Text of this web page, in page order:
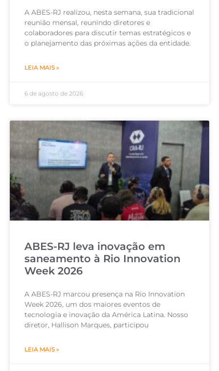
A ABES-RJ realizou, nesta semana, sua tradicional
reunião mensal, reunindo diretores e
colaboradores para discutir temas estratégicos e
o planejamento das próximas ações da entidade.
LEIA MAIS »
6 de agosto de 2026
ABES-RJ leva inovação em
saneamento à Rio Innovation
Week 2026
A ABES-RJ marcou presença na Rio Innovation
Week 2026, um dos maiores eventos de
tecnologia e inovação da América Latina. Nosso
diretor, Hallison Marques, participou
LEIA MAIS »